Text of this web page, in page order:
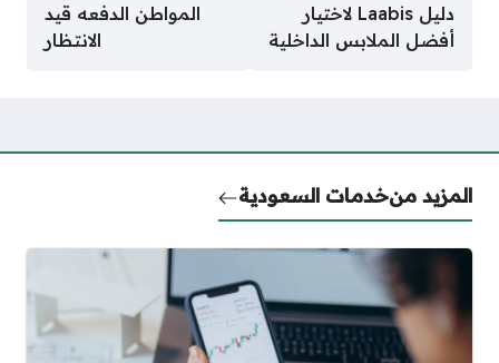
دليل Laabis لاختيار
أفضل الملابس الداخلية
المواطن الدفعه قيد
الانتظار
المزيد منخدمات السعودية